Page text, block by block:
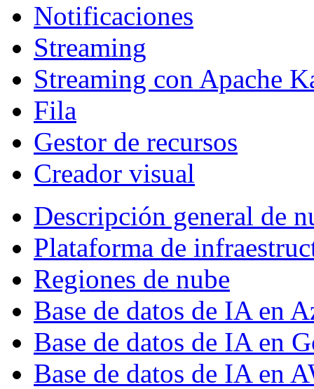
Notificaciones
Streaming
Streaming con Apache
Fila
Gestor de recursos
Creador visual
Descripción general de
Plataforma de
Regiones de nube
Base de datos de IA en
Base de datos de IA en
Base de datos de IA en